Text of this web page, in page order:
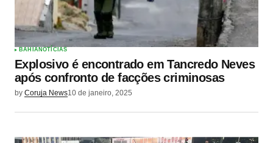
BAHIA NOTÍCIAS
Explosivo é encontrado em Tancredo Neves
após confronto de facções criminosas
by Coruja News10 de janeiro, 2025